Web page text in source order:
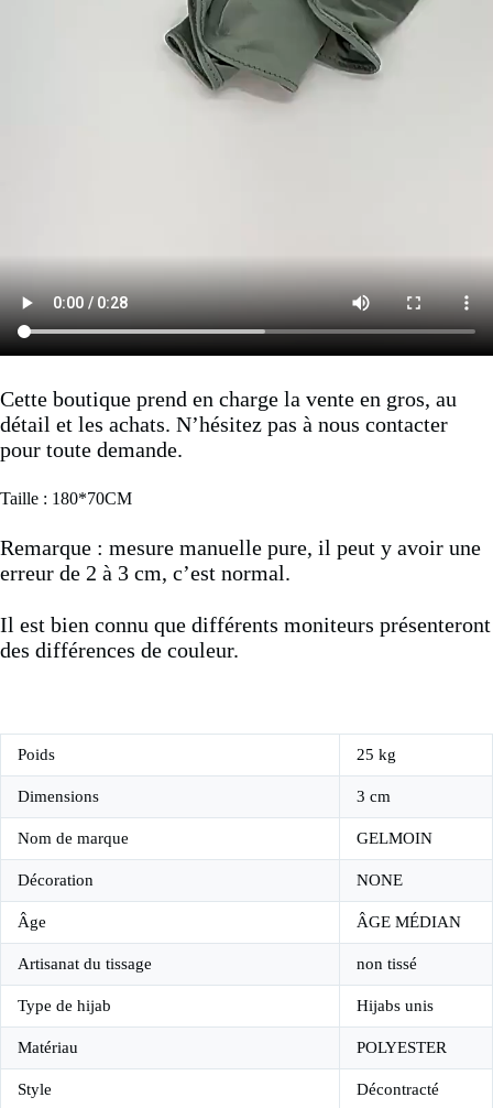
Cette boutique prend en charge la vente en gros, au
détail et les achats. N’hésitez pas à nous contacter
pour toute demande.
Taille : 180*70CM
Remarque : mesure manuelle pure, il peut y avoir une
erreur de 2 à 3 cm, c’est normal.
Il est bien connu que différents moniteurs présenteront
des différences de couleur.
Poids 25 kg
Dimensions 3 cm
Nom de marque GELMOIN
Décoration NONE
Âge ÂGE MÉDIAN
Artisanat du tissage non tissé
Type de hijab Hijabs unis
Matériau POLYESTER
Style Décontracté